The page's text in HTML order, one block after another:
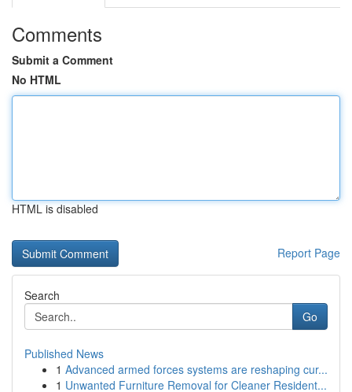
Comments
Submit a Comment
No HTML
HTML is disabled
Report Page
Search
Go
Published News
1 Advanced armed forces systems are reshaping cur...
1 Unwanted Furniture Removal for Cleaner Resident...